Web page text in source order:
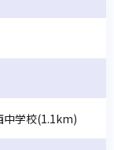
中学校(1.1km)